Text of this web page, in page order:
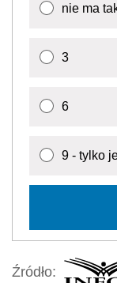
nie ma
3
6
9 - tylko
Źródło: